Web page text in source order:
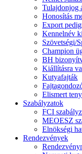
Tulajdonjog
Honosítás
Export
Kennelnév
Szövetségi/
Champion
BH
Kiállításra
Kutyafajták
Elismert
Szabályzatok
FCI
MEOESZ
Elnökségi
Rendezvények